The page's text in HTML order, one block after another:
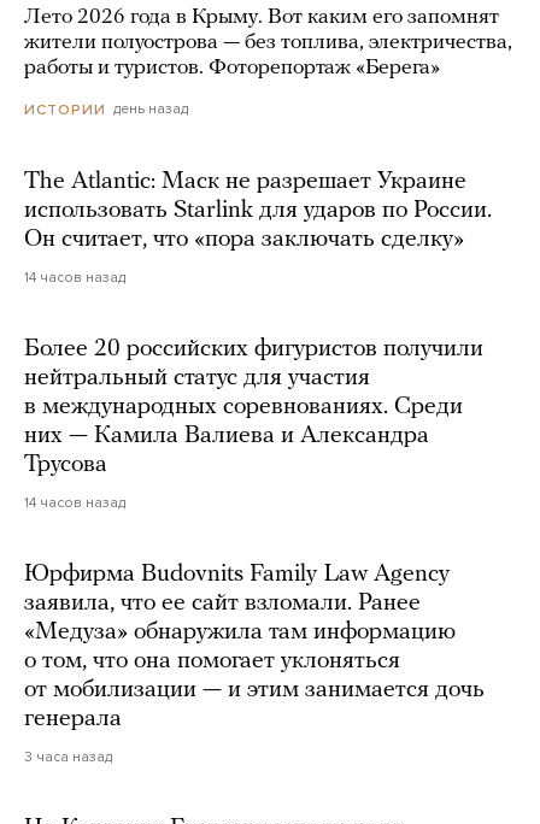
Лето 2026 года в Крыму. Вот каким его запомнят
жители полуострова — без топлива, электричества,
работы и туристов. Фоторепортаж «Берега»
ИСТОРИИ день назад
The Atlantic: Маск не разрешает Украине
использовать Starlink для ударов по России.
Он считает, что «пора заключать сделку»
14 часов назад
Более 20 российских фигуристов получили
нейтральный статус для участия
в международных соревнованиях. Среди
них — Камила Валиева и Александра
Трусова
14 часов назад
Юрфирма Budovnits Family Law Agency
заявила, что ее сайт взломали. Ранее
«Медуза» обнаружила там информацию
о том, что она помогает уклоняться
от мобилизации — и этим занимается дочь
генерала
3 часа назад